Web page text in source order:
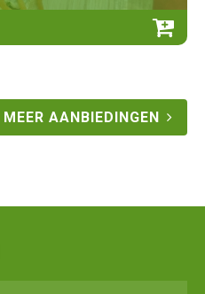
MEER AANBIEDINGEN